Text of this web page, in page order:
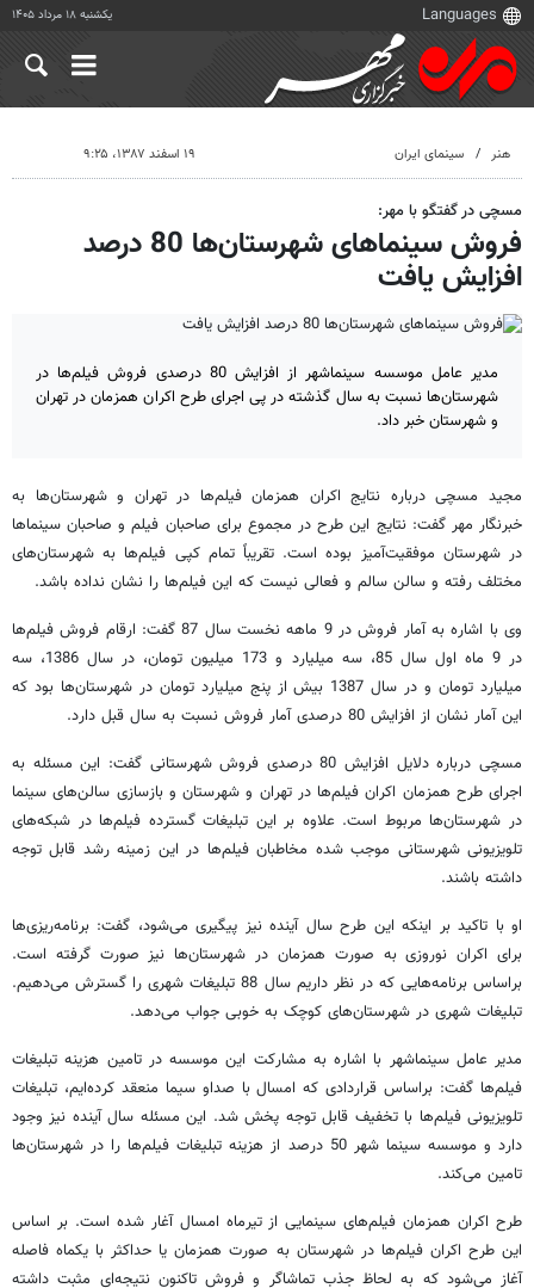
یکشنبه ۱۸ مرداد ۱۴۰۵
هنر سینمای ایران ۱۹ اسفند ۱۳۸۷، ۹:۲۵
مسچی در گفتگو با مهر:
فروش سینماهای شهرستان‌ها 80 درصد
افزایش یافت
مدیر عامل موسسه سینماشهر از افزایش 80 درصدی فروش فیلم‌ها در
شهرستان‌ها نسبت به سال گذشته در پی اجرای طرح اکران همزمان در تهران
و شهرستان خبر داد.
مجید مسچی درباره نتایج اکران همزمان فیلم‌ها در تهران و شهرستان‌ها به
خبرنگار مهر گفت: نتایج این طرح در مجموع برای صاحبان فیلم و صاحبان سینماها
در شهرستان موفقیت‌آمیز بوده است. تقریباً تمام کپی فیلم‌ها به شهرستان‌های
مختلف رفته و سالن سالم و فعالی نیست که این فیلم‌ها را نشان نداده باشد.
وی با اشاره به آمار فروش در 9 ماهه نخست سال 87 گفت: ارقام فروش فیلم‌ها
در 9 ماه اول سال 85، سه میلیارد و 173 میلیون تومان، در سال 1386، سه
میلیارد تومان و در سال 1387 بیش از پنج میلیارد تومان در شهرستان‌ها بود که
این آمار نشان از افزایش 80 درصدی آمار فروش نسبت به سال قبل دارد.
مسچی درباره دلایل افزایش 80 درصدی فروش شهرستانی گفت: این مسئله به
اجرای طرح همزمان اکران فیلم‌ها در تهران و شهرستان و بازسازی سالن‌های سینما
در شهرستان‌ها مربوط است. علاوه بر این‌ تبلیغات گسترده فیلم‌ها در شبکه‌های
تلویزیونی شهرستانی موجب شده مخاطبان فیلم‌ها در این زمینه رشد قابل توجه
داشته باشند.
او با تاکید بر اینکه این طرح سال آینده نیز پیگیری می‌شود، گفت: برنامه‌ریزی‌ها
برای اکران نوروزی به صورت همزمان در شهرستان‌ها نیز صورت گرفته است.
براساس برنامه‌هایی که در نظر داریم سال 88 تبلیغات شهری را گسترش می‌دهیم.
تبلیغات شهری در شهرستان‌های کوچک به خوبی جواب می‌دهد.
مدیر عامل سینماشهر با اشاره به مشارکت این موسسه در تامین هزینه تبلیغات
فیلم‌ها گفت: براساس قراردادی که امسال با صداو سیما منعقد کرده‌ایم، تبلیغات
تلویزیونی فیلم‌ها با تخفیف قابل توجه پخش شد. این مسئله سال آینده نیز وجود
دارد و موسسه سینما شهر 50 درصد از هزینه تبلیغات فیلم‌ها را در شهرستان‌ها
تامین می‌کند.
طرح اکران همزمان فیلم‌های سینمایی از تیرماه امسال آغار شده است. بر اساس
این طرح اکران فیلم‌ها در شهرستان به صورت همزمان یا حداکثر با یکماه فاصله
آغاز می‌شود که به لحاظ جذب تماشاگر و فروش تاکنون نتیجه‌ای مثبت داشته